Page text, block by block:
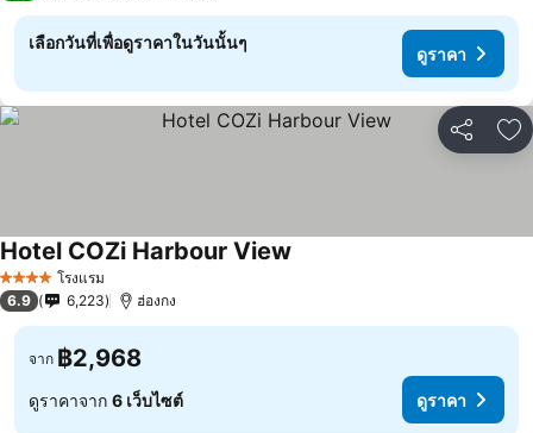
เลือกวันที่เพื่อดูราคาในวันนั้นๆ
ดูราคา
แชร์ เ
4 ดาว โรงแรม
Hotel COZi Harbour View
6.9 6,223 ฮ่องกง
จาก ฿2,968
ดูราคาจาก 6 เว็บไซต์ ดูราคา